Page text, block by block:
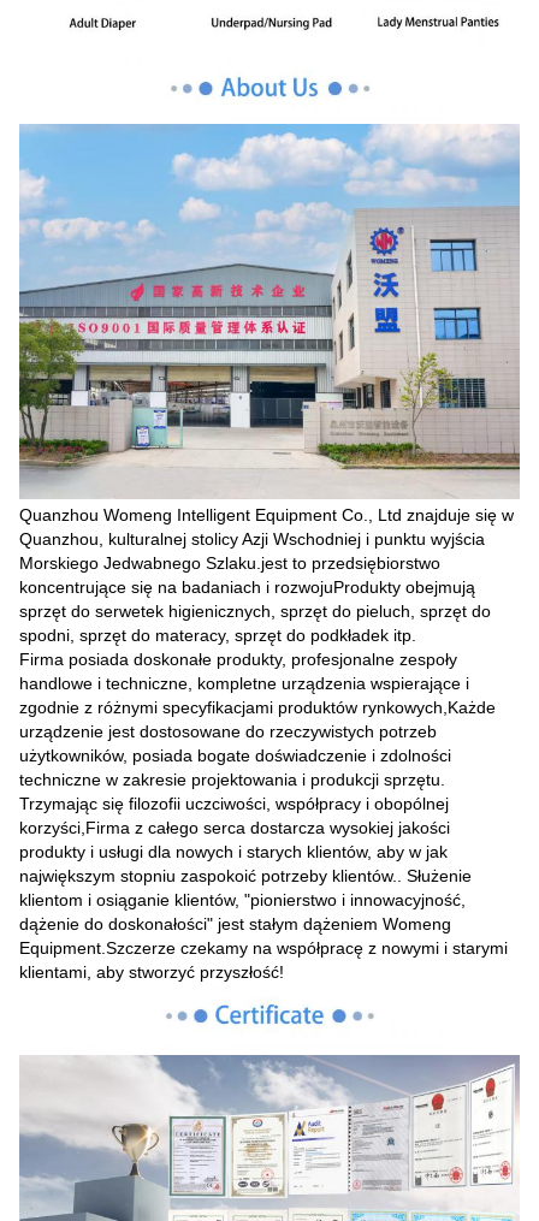
Quanzhou Womeng Intelligent Equipment Co., Ltd znajduje się w
Quanzhou, kulturalnej stolicy Azji Wschodniej i punktu wyjścia
Morskiego Jedwabnego Szlaku.jest to przedsiębiorstwo
koncentrujące się na badaniach i rozwojuProdukty obejmują
sprzęt do serwetek higienicznych, sprzęt do pieluch, sprzęt do
spodni, sprzęt do materacy, sprzęt do podkładek itp.
Firma posiada doskonałe produkty, profesjonalne zespoły
handlowe i techniczne, kompletne urządzenia wspierające i
zgodnie z różnymi specyfikacjami produktów rynkowych,Każde
urządzenie jest dostosowane do rzeczywistych potrzeb
użytkowników, posiada bogate doświadczenie i zdolności
techniczne w zakresie projektowania i produkcji sprzętu.
Trzymając się filozofii uczciwości, współpracy i obopólnej
korzyści,Firma z całego serca dostarcza wysokiej jakości
produkty i usługi dla nowych i starych klientów, aby w jak
największym stopniu zaspokoić potrzeby klientów.. Służenie
klientom i osiąganie klientów, "pionierstwo i innowacyjność,
dążenie do doskonałości" jest stałym dążeniem Womeng
Equipment.Szczerze czekamy na współpracę z nowymi i starymi
klientami, aby stworzyć przyszłość!